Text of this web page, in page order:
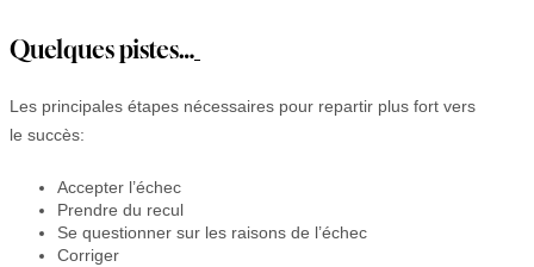
Quelques pistes…
Les principales étapes nécessaires pour repartir plus fort vers
le succès:
Accepter l’échec
Prendre du recul
Se questionner sur les raisons de l’échec
Corriger